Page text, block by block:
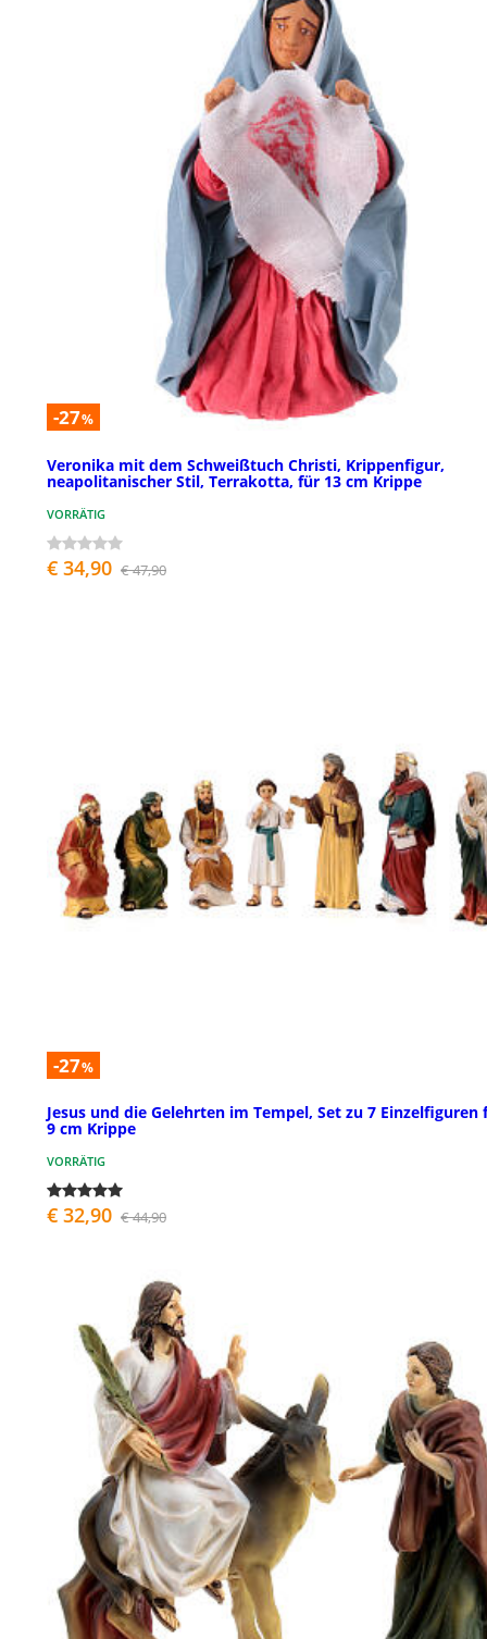
-27%
Veronika mit dem Schweißtuch Christi, Krippenfigur,
neapolitanischer Stil, Terrakotta, für 13 cm Krippe
VORRÄTIG
€ 34,90 € 47,90
-27%
Jesus und die Gelehrten im Tempel, Set zu 7 Einzelfiguren
9 cm Krippe
VORRÄTIG
€ 32,90 € 44,90